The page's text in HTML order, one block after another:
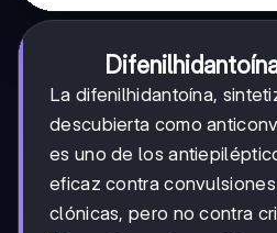
La difenilhidantoína,
descubierta como
es uno de los
eficaz contra
clónicas, pero no contra